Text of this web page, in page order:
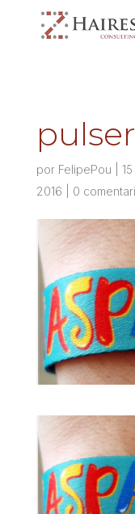
por FelipePou
2016
0